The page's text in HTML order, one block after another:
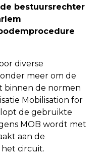
bestuursrechter
diverse
meer om de
binnen de normen
Mobilisation for
de gebruikte
MOB wordt met
aan de
circuit.